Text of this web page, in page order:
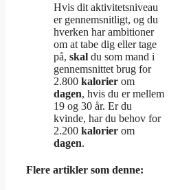
Hvis dit aktivitetsniveau
er gennemsnitligt, og du
hverken har ambitioner
om at tabe dig eller tage
på, skal du som mand i
gennemsnittet brug for
2.800 kalorier om
dagen, hvis du er mellem
19 og 30 år. Er du
kvinde, har du behov for
2.200 kalorier om
dagen.
Flere artikler som denne: